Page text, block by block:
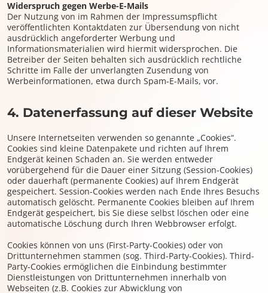
Widerspruch gegen Werbe-E-Mails
Der Nutzung von im Rahmen der Impressumspflicht
veröffentlichten Kontaktdaten zur Übersendung von nicht
ausdrücklich angeforderter Werbung und
Informationsmaterialien wird hiermit widersprochen. Die
Betreiber der Seiten behalten sich ausdrücklich rechtliche
Schritte im Falle der unverlangten Zusendung von
Werbeinformationen, etwa durch Spam-E-Mails, vor.
4. Datenerfassung auf dieser Website
Unsere Internetseiten verwenden so genannte „Cookies“.
Cookies sind kleine Datenpakete und richten auf Ihrem
Endgerät keinen Schaden an. Sie werden entweder
vorübergehend für die Dauer einer Sitzung (Session-Cookies)
oder dauerhaft (permanente Cookies) auf Ihrem Endgerät
gespeichert. Session-Cookies werden nach Ende Ihres Besuchs
automatisch gelöscht. Permanente Cookies bleiben auf Ihrem
Endgerät gespeichert, bis Sie diese selbst löschen oder eine
automatische Löschung durch Ihren Webbrowser erfolgt.
Cookies können von uns (First-Party-Cookies) oder von
Drittunternehmen stammen (sog. Third-Party-Cookies). Third-
Party-Cookies ermöglichen die Einbindung bestimmter
Dienstleistungen von Drittunternehmen innerhalb von
Webseiten (z.B. Cookies zur Abwicklung von